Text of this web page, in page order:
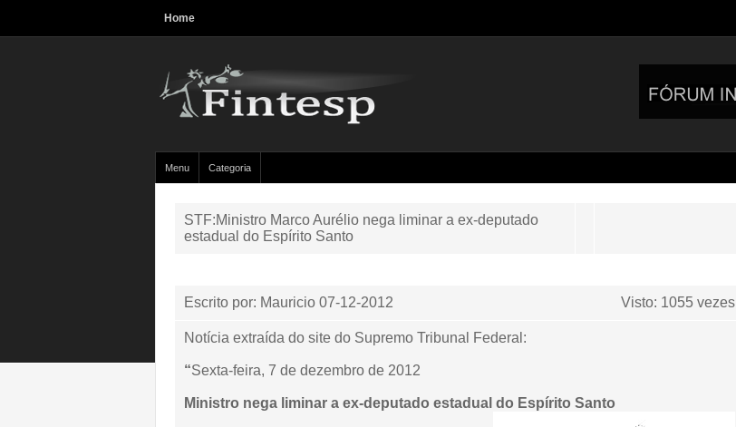
Home
Menu Categoria
STF:Ministro Marco Aurélio nega liminar a ex-deputado
estadual do Espírito Santo
Escrito por: Mauricio 07-12-2012 Visto: 1055 vezes
Notícia extraída do site do Supremo Tribunal Federal:
“Sexta-feira, 7 de dezembro de 2012
Ministro nega liminar a ex-deputado estadual do Espírito Santo